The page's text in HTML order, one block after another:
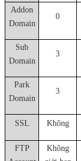
Addon
Domain
0
Sub
Domain
3
Park
Domain
3
SSL Không
FTP
Không